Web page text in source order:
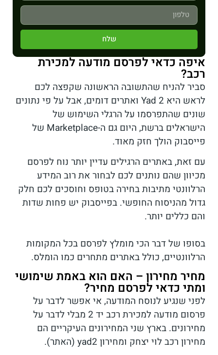
שלח
איפה כדאי לפרסם מודעה למכירת
רכב?
סביר להניח שהתשובה הראשונה שקפצה לכם
לראש היא Yad 2 ואתרים דומים, אבל על פי נתונים
שונים שהתפרסמו על הרגלי השימוש של
הישראלים ברשת, היום גם ה-Marketplace של
פייסבוק הולך חזק מאוד.
עם זאת, באתרים הרגילים עדיין יותר נוח לפרסם
מכיוון שהם נותנים לכם לבחור את רוב המידע
הרלוונטי מתיבות בחירה בטופס וחוסכים לכם חלק
גדול מהניסוח החופשי. בפייסבוק יש פחות שדות
והם כללים יותר.
בסופו של דבר הכי מומלץ לפרסם בכל המקומות
הרלוונטיים, כולל באתרים מתחרים כמו הומלס.
מחיר מחירון – האם הוא באמת שימושי
ומתי כדאי לפרסם מחיר?
לפני שנגיע לנוסח המודעה, אי אפשר לדבר על
פרסום מודעה למכירת רכב יד 2 מבלי לדבר על
מחירונים. בארץ שני המחירונים העיקריים הם
מחירון רכב לוי יצחק ומחירון yad2 (האתר).